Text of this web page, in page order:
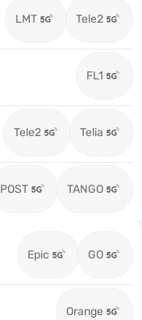
LMT Tele2
FL1
Tele2 Telia
POST TANGO
Epic GO
Orange